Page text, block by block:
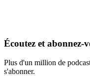
Écoutez et abonnez-
Plus d'un million de
s'abonner.